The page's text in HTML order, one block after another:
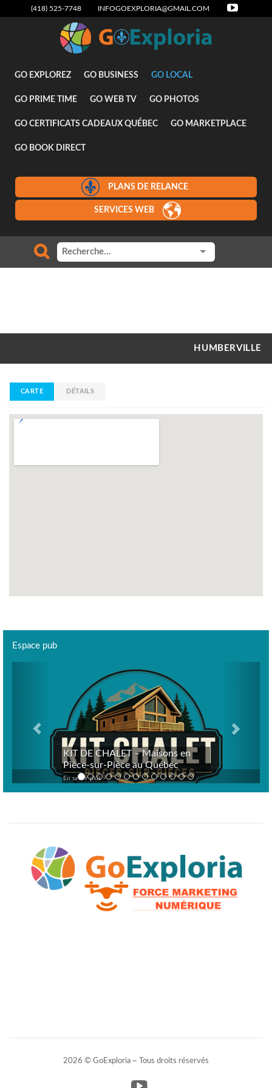
(418) 525-7748 INFOGOEXPLORIA@GMAIL.COM
GO EXPLOREZ GO BUSINESS GO LOCAL
GO PRIME TIME GO WEB TV GO PHOTOS
GO CERTIFICATS CADEAUX QUÉBEC GO MARKETPLACE
GO BOOK DIRECT
PLANS DE RELANCE
SERVICES WEB
HUMBERVILLE
CARTE DÉTAILS
Espace pub
KIT DE CHALET – Maisons en
Pièce-sur-Pièce au Québec
En savoir plus >
2026 © GoExploria ~ Tous droits réservés